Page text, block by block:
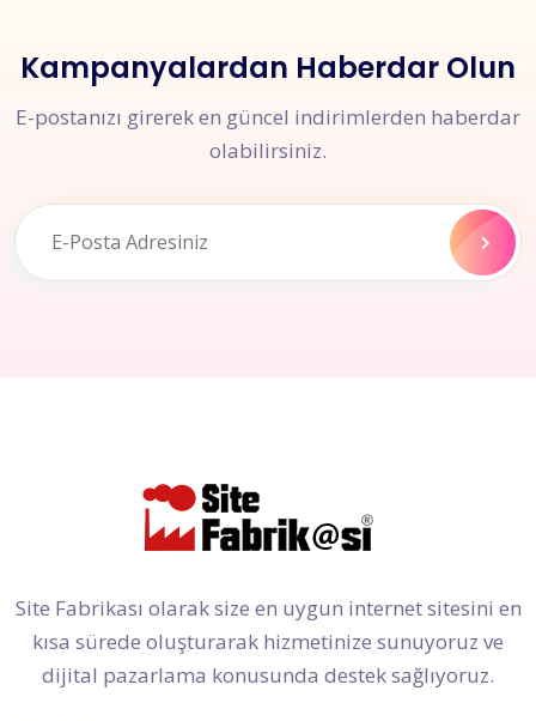
Kampanyalardan Haberdar Olun
E-postanızı girerek en güncel indirimlerden haberdar
olabilirsiniz.
Site Fabrikası olarak size en uygun internet sitesini en
kısa sürede oluşturarak hizmetinize sunuyoruz ve
dijital pazarlama konusunda destek sağlıyoruz.